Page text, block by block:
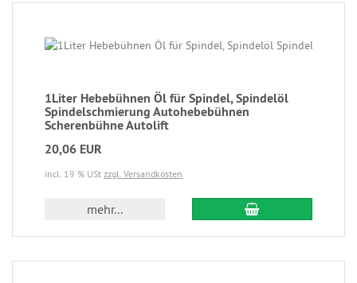
1Liter Hebebühnen Öl für Spindel, Spindelöl
Spindelschmierung Autohebebühnen
Scherenbühne Autolift
20,06 EUR
incl. 19 % USt zzgl. Versandkosten
mehr...